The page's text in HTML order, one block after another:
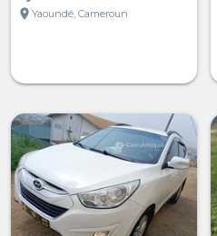
location_on Yaoundé, Cameroun